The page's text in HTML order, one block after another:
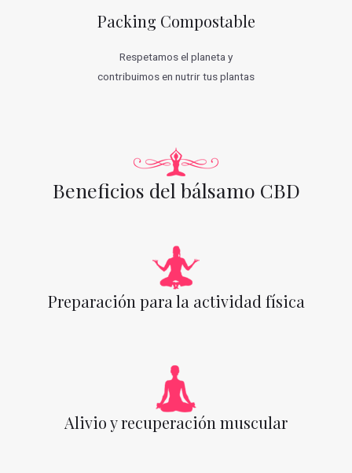
Packing Compostable
Respetamos el planeta y
contribuimos en nutrir tus plantas
Beneficios del bálsamo CBD
Preparación para la actividad física
Alivio y recuperación muscular